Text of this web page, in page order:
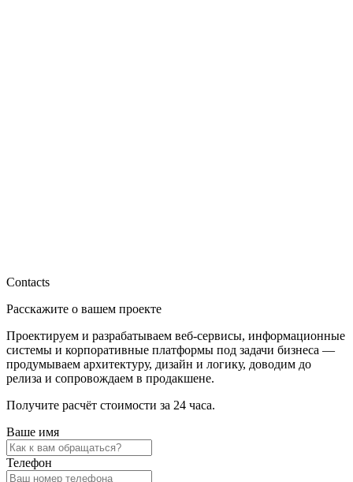
Contacts
Расскажите о вашем проекте
Проектируем и разрабатываем веб-сервисы, информационные
системы и корпоративные платформы под задачи бизнеса —
продумываем архитектуру, дизайн и логику, доводим до
релиза и сопровождаем в продакшене.
Получите расчёт стоимости за 24 часа.
Ваше имя
Телефон